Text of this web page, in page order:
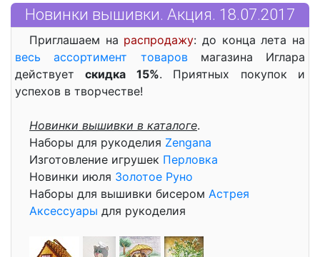
Новинки вышивки. Акция. 18.07.2017
Приглашаем на распродажу: до конца лета на
весь ассортимент товаровмагазина Иглара
действуетскидка 15%. Приятных покупок и
успехов в творчестве!
Новинки вышивки в каталоге.
Наборы для рукоделия Zengana
Изготовление игрушек Перловка
Новинки июля Золотое Руно
Наборы для вышивки бисером Астрея
Аксессуары для рукоделия